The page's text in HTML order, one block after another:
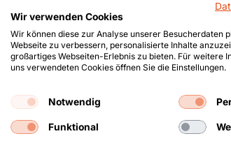
Warum ein
Wir verwenden Cookies
Wir können diese zur Analyse unserer Besucherdaten
Webseite zu verbessern, personalisierte Inhalte
großartiges Webseiten-Erlebnis zu bieten. Für weitere
uns verwendeten Cookies öffnen Sie die Einstellungen.
Notwendig
Funktional